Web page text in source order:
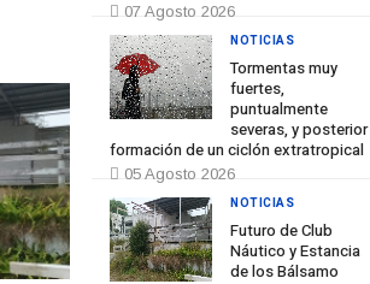
07 Agosto 2026
Tormentas muy
fuertes,
puntualmente
severas, y posterior
formación de un ciclón extratropical
05 Agosto 2026
NOTICIAS
Futuro de Club
Náutico y Estancia
de los Bálsamo
NOTICIAS